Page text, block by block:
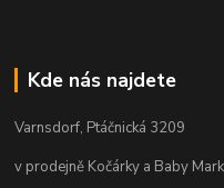
Kde nás najdete
Varnsdorf, Ptáčnická 3209
v prodejně Kočárky a Baby